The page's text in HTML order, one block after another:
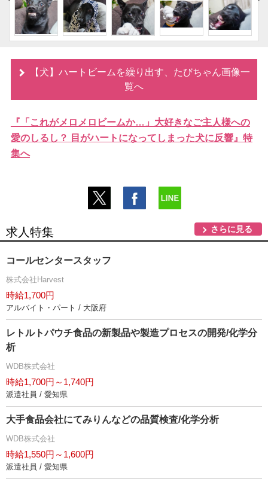
【犬】ハートビームを繰り出す、たびちゃん画像一
覧へ
『「これがメロメロビームか…」大好きなご主人様への
愛のしるし？ 目がハートになってしまった犬に反響』特
集へ
求人特集 さらに見る
コールセンタースタッフ
株式会社Harvest
時給1,700円
アルバイト・パート / 大阪府
レトルトパウチ食品の新製品や製造プロセスの開発/化学分
析
WDB株式会社
時給1,700円～1,740円
派遣社員 / 愛知県
大手食品会社にてみりんなどの品質検査/化学分析
WDB株式会社
時給1,550円～1,600円
派遣社員 / 愛知県